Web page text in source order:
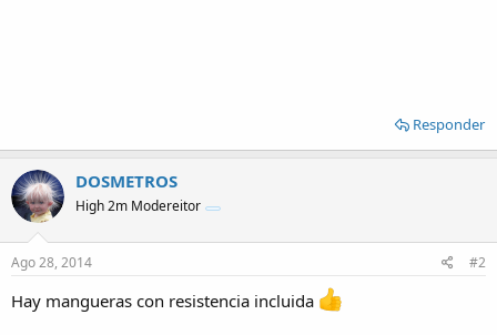
Responder
DOSMETROS
High 2m Modereitor
Ago 28, 2014 #2
Hay mangueras con resistencia incluida